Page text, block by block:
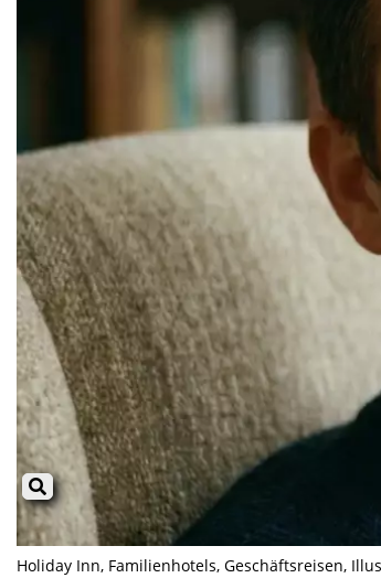
Holiday Inn, Familienhotels, Geschäftsreisen,